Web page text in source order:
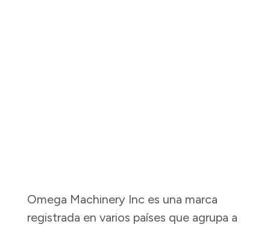
Omega Machinery Inc es una marca
registrada en varios países que agrupa a